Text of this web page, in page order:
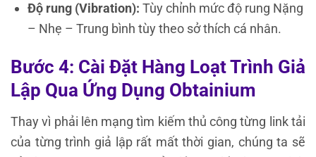
Độ rung (Vibration): Tùy chỉnh mức độ rung Nặng
– Nhẹ – Trung bình tùy theo sở thích cá nhân.
Bước 4: Cài Đặt Hàng Loạt Trình Giả
Lập Qua Ứng Dụng Obtainium
Thay vì phải lên mạng tìm kiếm thủ công từng link tải
của từng trình giả lập rất mất thời gian, chúng ta sẽ